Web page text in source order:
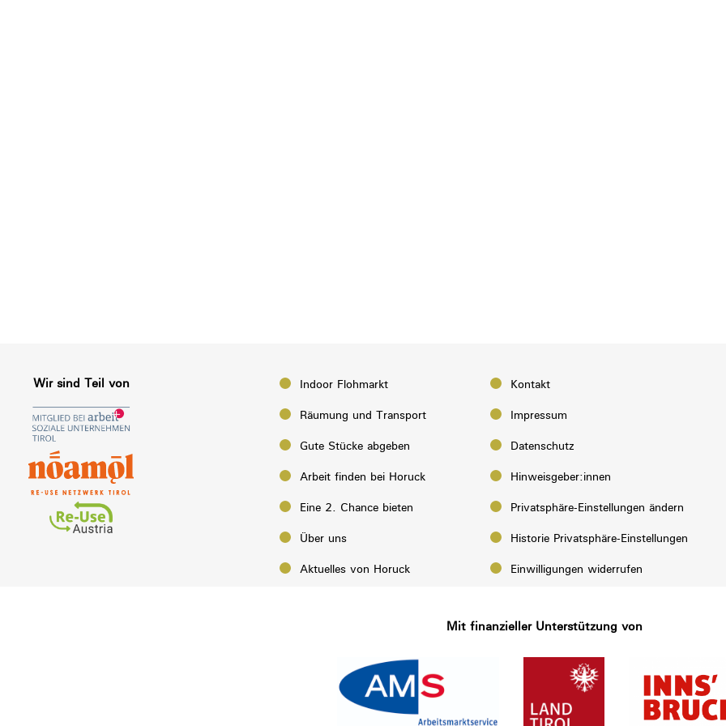
Wir sind Teil von Indoor Flohmarkt
Räumung und Transport
Gute Stücke abgeben
Arbeit finden bei Horuck
Eine 2. Chance bieten
Über uns
Aktuelles von Horuck
Kontakt
Impressum
Datenschutz
Hinweisgeber:innen
Privatsphäre-Einstellungen ändern
Historie Privatsphäre-Einstellungen
Einwilligungen widerrufen
Mit finanzieller Unterstützung von